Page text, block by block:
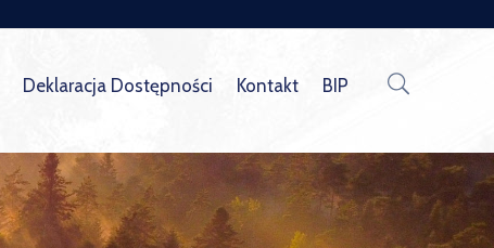
Deklaracja Dostępności Kontakt BIP